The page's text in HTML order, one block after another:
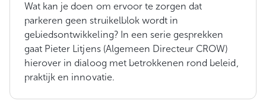
Wat kan je doen om ervoor te zorgen dat
parkeren geen struikelblok wordt in
gebiedsontwikkeling? In een serie gesprekken
gaat Pieter Litjens (Algemeen Directeur CROW)
hierover in dialoog met betrokkenen rond beleid,
praktijk en innovatie.